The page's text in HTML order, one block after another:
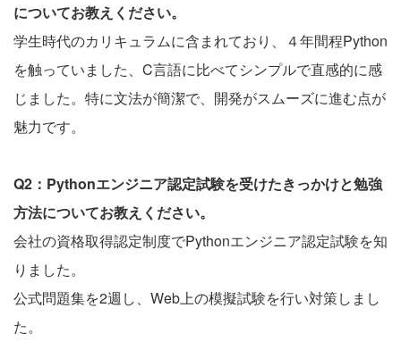
についてお教えください。
学生時代のカリキュラムに含まれており、４年間程Python
を触っていました、C言語に比べてシンプルで直感的に感
じました。特に文法が簡潔で、開発がスムーズに進む点が
魅力です。
Q2：Pythonエンジニア認定試験を受けたきっかけと勉強
方法についてお教えください。
会社の資格取得認定制度でPythonエンジニア認定試験を知
りました。
公式問題集を2週し、Web上の模擬試験を行い対策しまし
た。